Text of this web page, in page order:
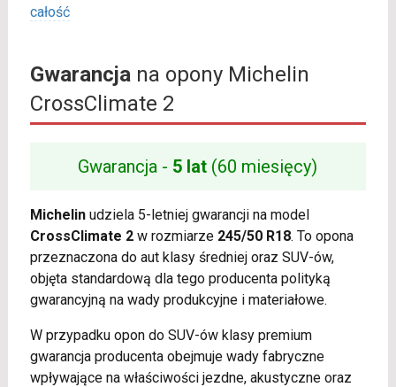
całość
Gwarancjana opony Michelin
CrossClimate 2
Gwarancja - 5 lat (60 miesięcy)
Michelinudziela 5-letniej gwarancji na model
CrossClimate 2w rozmiarze 245/50 R18. To opona
przeznaczona do aut klasy średniej oraz SUV-ów,
objęta standardową dla tego producenta polityką
gwarancyjną na wady produkcyjne i materiałowe.
W przypadku opon do SUV-ów klasy premium
gwarancja producenta obejmuje wady fabryczne
wpływające na właściwości jezdne, akustyczne oraz